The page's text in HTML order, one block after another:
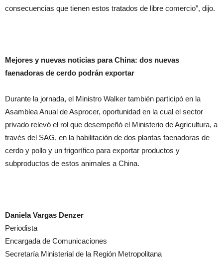
consecuencias que tienen estos tratados de libre comercio”, dijo.
Mejores y nuevas noticias para China: dos nuevas
faenadoras de cerdo podrán exportar
Durante la jornada, el Ministro Walker también participó en la
Asamblea Anual de Asprocer, oportunidad en la cual el sector
privado relevó el rol que desempeñó el Ministerio de Agricultura, a
través del SAG, en la habilitación de dos plantas faenadoras de
cerdo y pollo y un frigorífico para exportar productos y
subproductos de estos animales a China.
Daniela Vargas Denzer
Periodista
Encargada de Comunicaciones
Secretaría Ministerial de la Región Metropolitana